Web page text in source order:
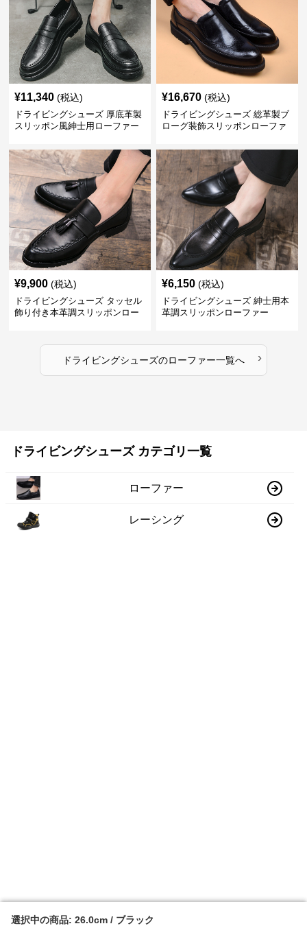
選択中の商品: 26.0cm / ブラック
選択中の商品: 26.0cm / ブラック
¥11,340 (税込)
ドライビングシューズ 厚底革製
スリッポン風紳士用ローファー
¥16,670 (税込)
ドライビングシューズ 総革製ブ
ローグ装飾スリッポンローファ
¥9,900 (税込)
ドライビングシューズ タッセル
飾り付き本革調スリッポンロー
¥6,150 (税込)
ドライビングシューズ 紳士用本
革調スリッポンローファー
ドライビングシューズのローファー一覧へ ›
ドライビングシューズ カテゴリ一覧
ローファー
レーシング